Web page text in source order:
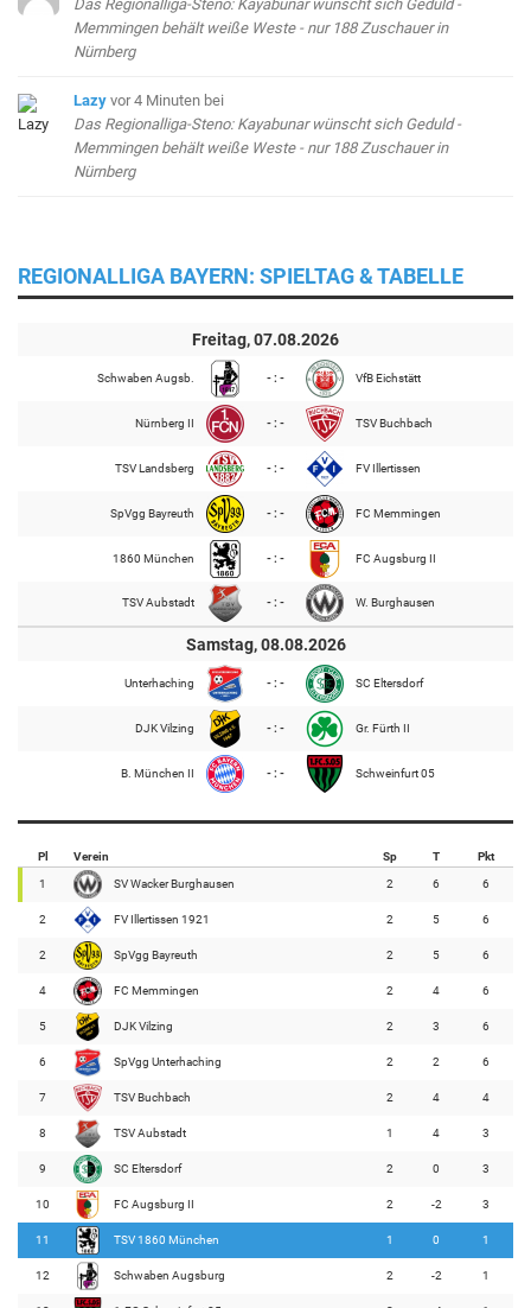
Das Regionalliga-Steno: Kayabunar wünscht sich Geduld -
Memmingen behält weiße Weste - nur 188 Zuschauer in
Nürnberg
Lazy vor 4 Minuten bei
Das Regionalliga-Steno: Kayabunar wünscht sich Geduld -
Memmingen behält weiße Weste - nur 188 Zuschauer in
Nürnberg
REGIONALLIGA BAYERN: SPIELTAG & TABELLE
Freitag, 07.08.2026
Schwaben Augsb. - : - VfB Eichstätt
Nürnberg II - : - TSV Buchbach
TSV Landsberg - : - FV Illertissen
SpVgg Bayreuth - : - FC Memmingen
1860 München - : - FC Augsburg II
TSV Aubstadt - : - W. Burghausen
Samstag, 08.08.2026
Unterhaching - : - SC Eltersdorf
DJK Vilzing - : - Gr. Fürth II
B. München II - : - Schweinfurt 05
Pl Verein Sp T Pkt
1 SV Wacker Burghausen 2 6 6
2 FV Illertissen 1921 2 5 6
2 SpVgg Bayreuth 2 5 6
4 FC Memmingen 2 4 6
5 DJK Vilzing 2 3 6
6 SpVgg Unterhaching 2 2 6
7 TSV Buchbach 2 4 4
8 TSV Aubstadt 1 4 3
9 SC Eltersdorf 2 0 3
10 FC Augsburg II 2 -2 3
11 TSV 1860 München 1 0 1
12 Schwaben Augsburg 2 -2 1